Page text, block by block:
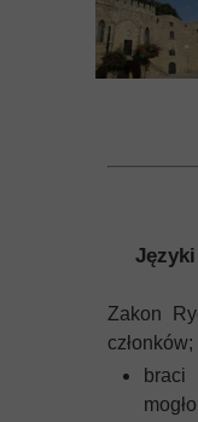
Zakon
członków;
braci